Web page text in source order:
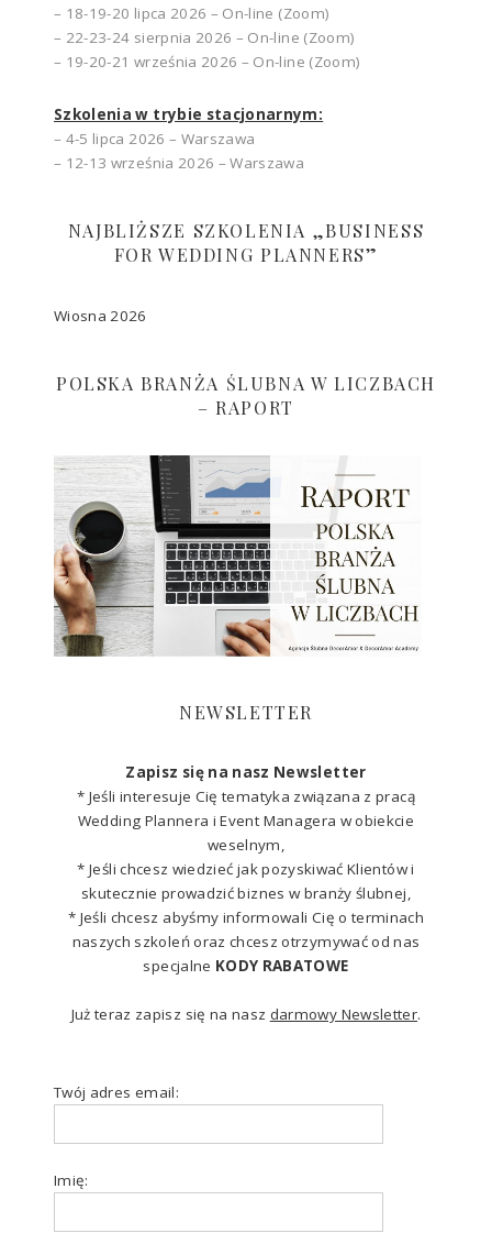
– 18-19-20 lipca 2026 – On-line (Zoom)
– 22-23-24 sierpnia 2026 – On-line (Zoom)
– 19-20-21 września 2026 – On-line (Zoom)
Szkolenia w trybie stacjonarnym:
– 4-5 lipca 2026 – Warszawa
– 12-13 września 2026 – Warszawa
NAJBLIŻSZE SZKOLENIA „BUSINESS
FOR WEDDING PLANNERS”
Wiosna 2026
POLSKA BRANŻA ŚLUBNA W LICZBACH
– RAPORT
NEWSLETTER
Zapisz się na nasz Newsletter
* Jeśli interesuje Cię tematyka związana z pracą
Wedding Plannera i Event Managera w obiekcie
weselnym,
* Jeśli chcesz wiedzieć jak pozyskiwać Klientów i
skutecznie prowadzić biznes w branży ślubnej,
* Jeśli chcesz abyśmy informowali Cię o terminach
naszych szkoleń oraz chcesz otrzymywać od nas
specjalne KODY RABATOWE
Już teraz zapisz się na nasz darmowy Newsletter.
Twój adres email:
Imię: